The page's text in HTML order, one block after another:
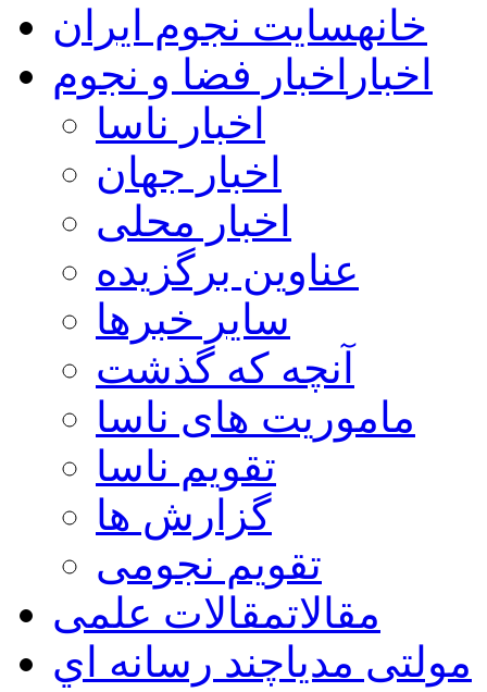
خانهسایت نجوم ایران
اخبار اخبار فضا و نجوم
اخبار ناسا
اخبار جهان
اخبار محلی
عناوین برگزیده
سایر خبرها
آنچه که گذشت
ماموریت های ناسا
تقویم ناسا
گزارش ها
تقویم نجومی
مقالاتمقالات علمی
مولتی مدیاچند رسانه اي